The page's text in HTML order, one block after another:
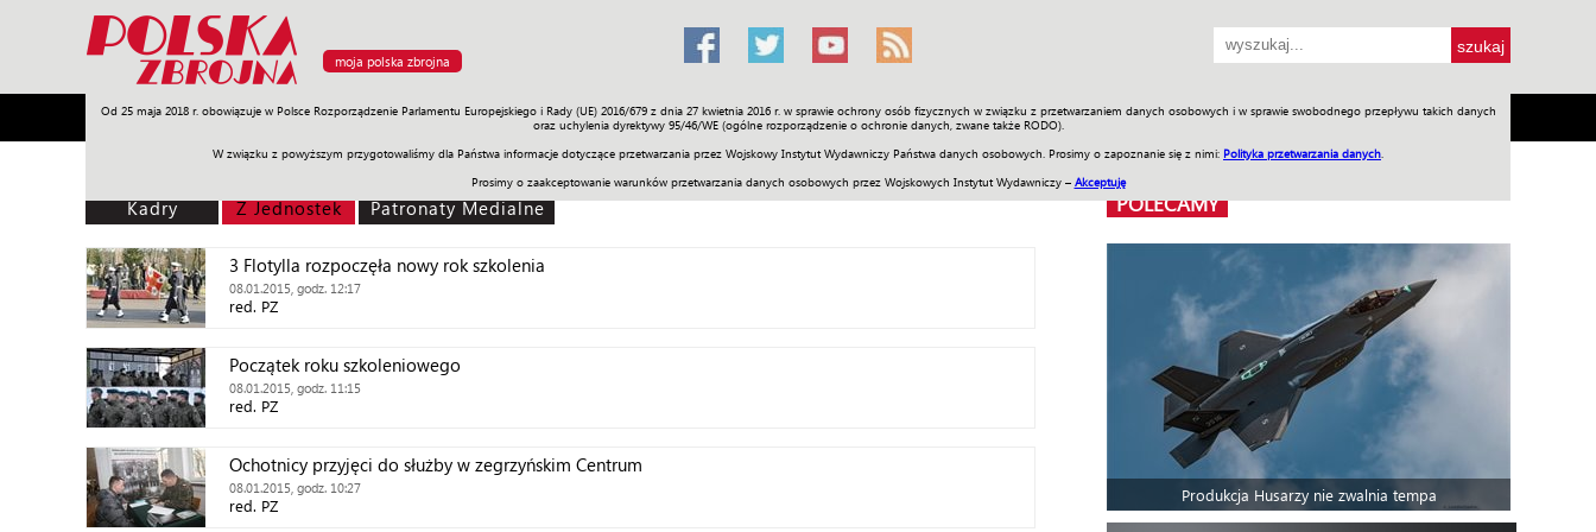
moja polska zbrojna
Od 25 maja 2018 r. obowiązuje w Polsce Rozporządzenie Parlamentu Europejskiego i Rady (UE) 2016/679 z dnia 27 kwietnia 2016 r. w sprawie ochrony osób fizycznych w związku z przetwarzaniem danych osobowych i w sprawie swobodnego przepływu takich danych
oraz uchylenia dyrektywy 95/46/WE (ogólne rozporządzenie o ochronie danych, zwane także RODO).
W związku z powyższym przygotowaliśmy dla Państwa informacje dotyczące przetwarzania przez Wojskowy Instytut Wydawniczy Państwa danych osobowych. Prosimy o zapoznanie się z nimi: Polityka przetwarzania danych
Prosimy o zaakceptowanie warunków przetwarzania danych osobowych przez Wojskowych Instytut Wydawniczy – Akceptuję
Armia Poligon Sprzęt Misje Polityka Prawo Świat Społeczność Sport Historia Galerie Wideo ENGLISH SKLEP Jednodniówki Praca w WIW
Kadry Z Jednostek Patronaty Medialne
3 Flotylla rozpoczęła nowy rok szkolenia
08.01.2015, godz. 12:17
red. PZ
Początek roku szkoleniowego
08.01.2015, godz. 11:15
red. PZ
Ochotnicy przyjęci do służby w zegrzyńskim Centrum
08.01.2015, godz. 10:27
red. PZ
POLECAMY
Produkcja Husarzy nie zwalnia tempa